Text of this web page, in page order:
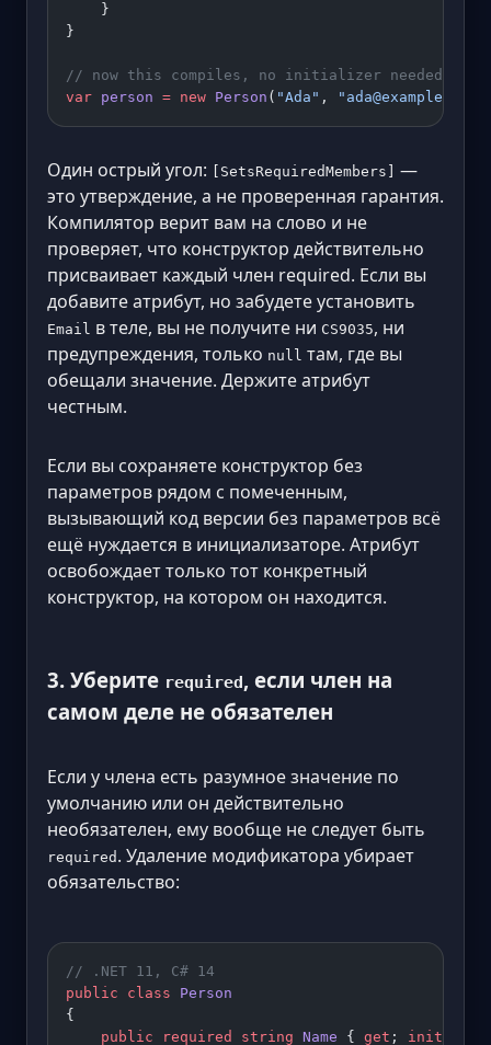
    }
}
// now this compiles, no initializer needed
var person = new Person ( "Ada" , "ada@example.com"
Один острый угол: [SetsRequiredMembers]
—
это утверждение, а не проверенная гарантия.
Компилятор верит вам на слово и не
проверяет, что конструктор действительно
присваивает каждый член required. Если вы
добавите атрибут, но забудете установить
Email в теле, вы не получите ни CS9035, ни
предупреждения, только null там, где вы
обещали значение. Держите атрибут
честным.
Если вы сохраняете конструктор без
параметров рядом с помеченным,
вызывающий код версии без параметров всё
ещё нуждается в инициализаторе. Атрибут
освобождает только тот конкретный
конструктор, на котором он находится.
3. Уберите required, если член на
самом деле не обязателен
Если у члена есть разумное значение по
умолчанию или он действительно
необязателен, ему вообще не следует быть
required . Удаление модификатора убирает
обязательство:
// .NET 11, C# 14
public class Person
{
    public
required string Name { get ; init